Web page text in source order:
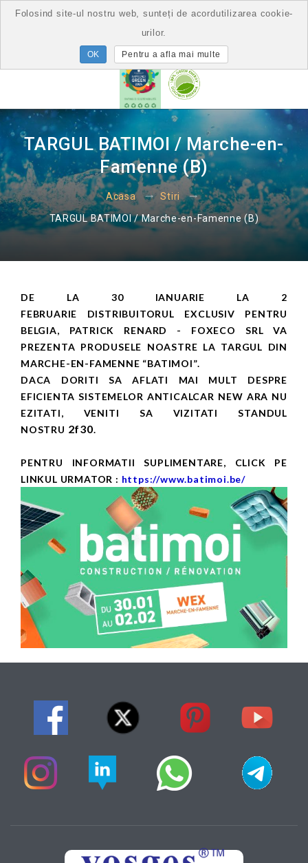
TARGUL BATIMOI / Marche-en-
Famenne (B)
Acasa Stiri
TARGUL BATIMOI / Marche-en-Famenne (B)
DE LA 30 IANUARIE LA 2
FEBRUARIE DISTRIBUITORUL EXCLUSIV PENTRU
BELGIA, PATRICK RENARD - FOXECO SRL VA
PREZENTA PRODUSELE NOASTRE LA TARGUL DIN
MARCHE-EN-FAMENNE “BATIMOI”.
DACA DORITI SA AFLATI MAI MULT DESPRE
EFICIENTA SISTEMELOR ANTICALCAR NEW ARA NU
EZITATI, VENITI SA VIZITATI STANDUL
NOSTRU 2f30.
PENTRU INFORMATII SUPLIMENTARE, CLICK PE
LINKUL URMATOR : https://www.batimoi.be/
Folosind site-ul nostru web, sunteți de acordutilizarea cookie-
urilor.
Pentru a afla mai multe